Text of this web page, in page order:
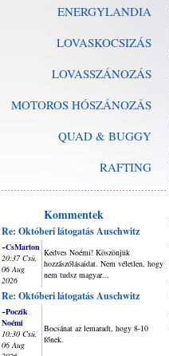
ENERGYLANDIA
LOVASKOCSIZÁS
LOVASSZÁNOZÁS
MOTOROS HÓSZÁNOZÁS
QUAD & BUGGY
RAFTING
Kommentek
Re: Októberi látogatás Auschwitz
~CsMarton
20:37 Csü,
06 Aug
2026
Kedves Noémi! Köszönjük
hozzászólásaidat. Nem véletlen, hogy
nem tudsz magyar...
Re: Októberi látogatás Auschwitz
~Poczik
Noémi
10:30 Csü,
06 Aug
Bocsánat az lemaradt, hogy 8-10
főnek.